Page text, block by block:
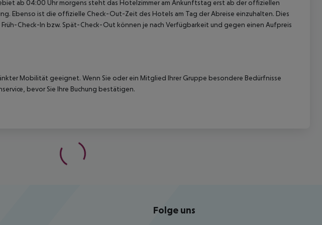
ab 04:00 Uhr morgens steht das Hotelzimmer am Ankunftstag erst ab der offiziellen
Ebenso ist die offizielle Check-Out-Zeit des Hotels am Tag der Abreise einzuhalten. Dies
Check-In bzw. Spät-Check-Out können je nach Verfügbarkeit und gegen einen Aufpreis
Mobilität geeignet. Wenn Sie oder ein Mitglied Ihrer Gruppe besondere Bedürfnisse
bevor Sie Ihre Buchung bestätigen.
Folge uns